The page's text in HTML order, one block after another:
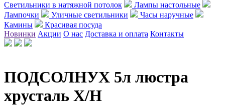
Светильники в натяжной потолок
Лампы настольные
Лампочки
Уличные светильники
Часы наручные
Камины
Красивая посуда
Новинки Акции О нас Доставка и оплата Контакты
ПОДСОЛНУХ 5л люстра
хрусталь Х/Н